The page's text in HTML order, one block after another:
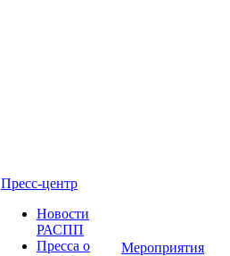
Пресс-центр
Новости
РАСПП
Пресса о
Мероприятия